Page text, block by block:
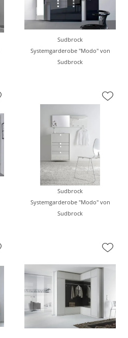
Sudbrock
Systemgarderobe "Modo" von
Sudbrock
Sudbrock
Systemgarderobe "Modo" von
Sudbrock